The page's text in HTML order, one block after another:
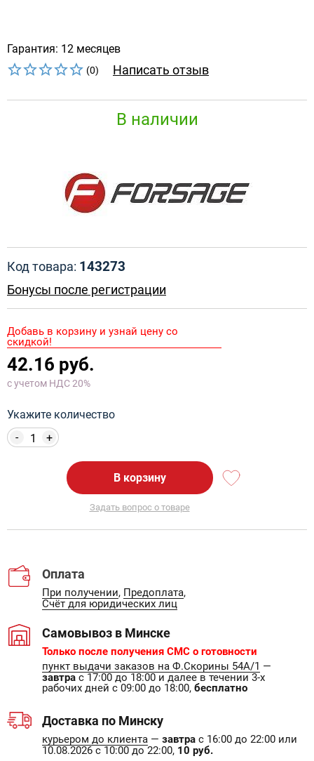
Гарантия: 12 месяцев
(0) Написать отзыв
В наличии
Код товара: 143273
Бонусы после регистрации
Добавь в корзину и узнай цену со
скидкой!
42.16 руб.
с учетом НДС 20%
Укажите количество
+
-
В корзину
Задать вопрос о товаре
Оплата
При получении, Предоплата,
Счёт для юридических лиц
Самовывоз в Минске
Только после получения СМС о готовности
пункт выдачи заказов на Ф.Скорины 54А/1 —
завтра с 17:00 до 18:00 и далее в течении 3-х
рабочих дней с 09:00 до 18:00, бесплатно
Доставка по Минску
курьером до клиента — завтра с 16:00 до 22:00 или
10.08.2026 с 10:00 до 22:00, 10 руб.